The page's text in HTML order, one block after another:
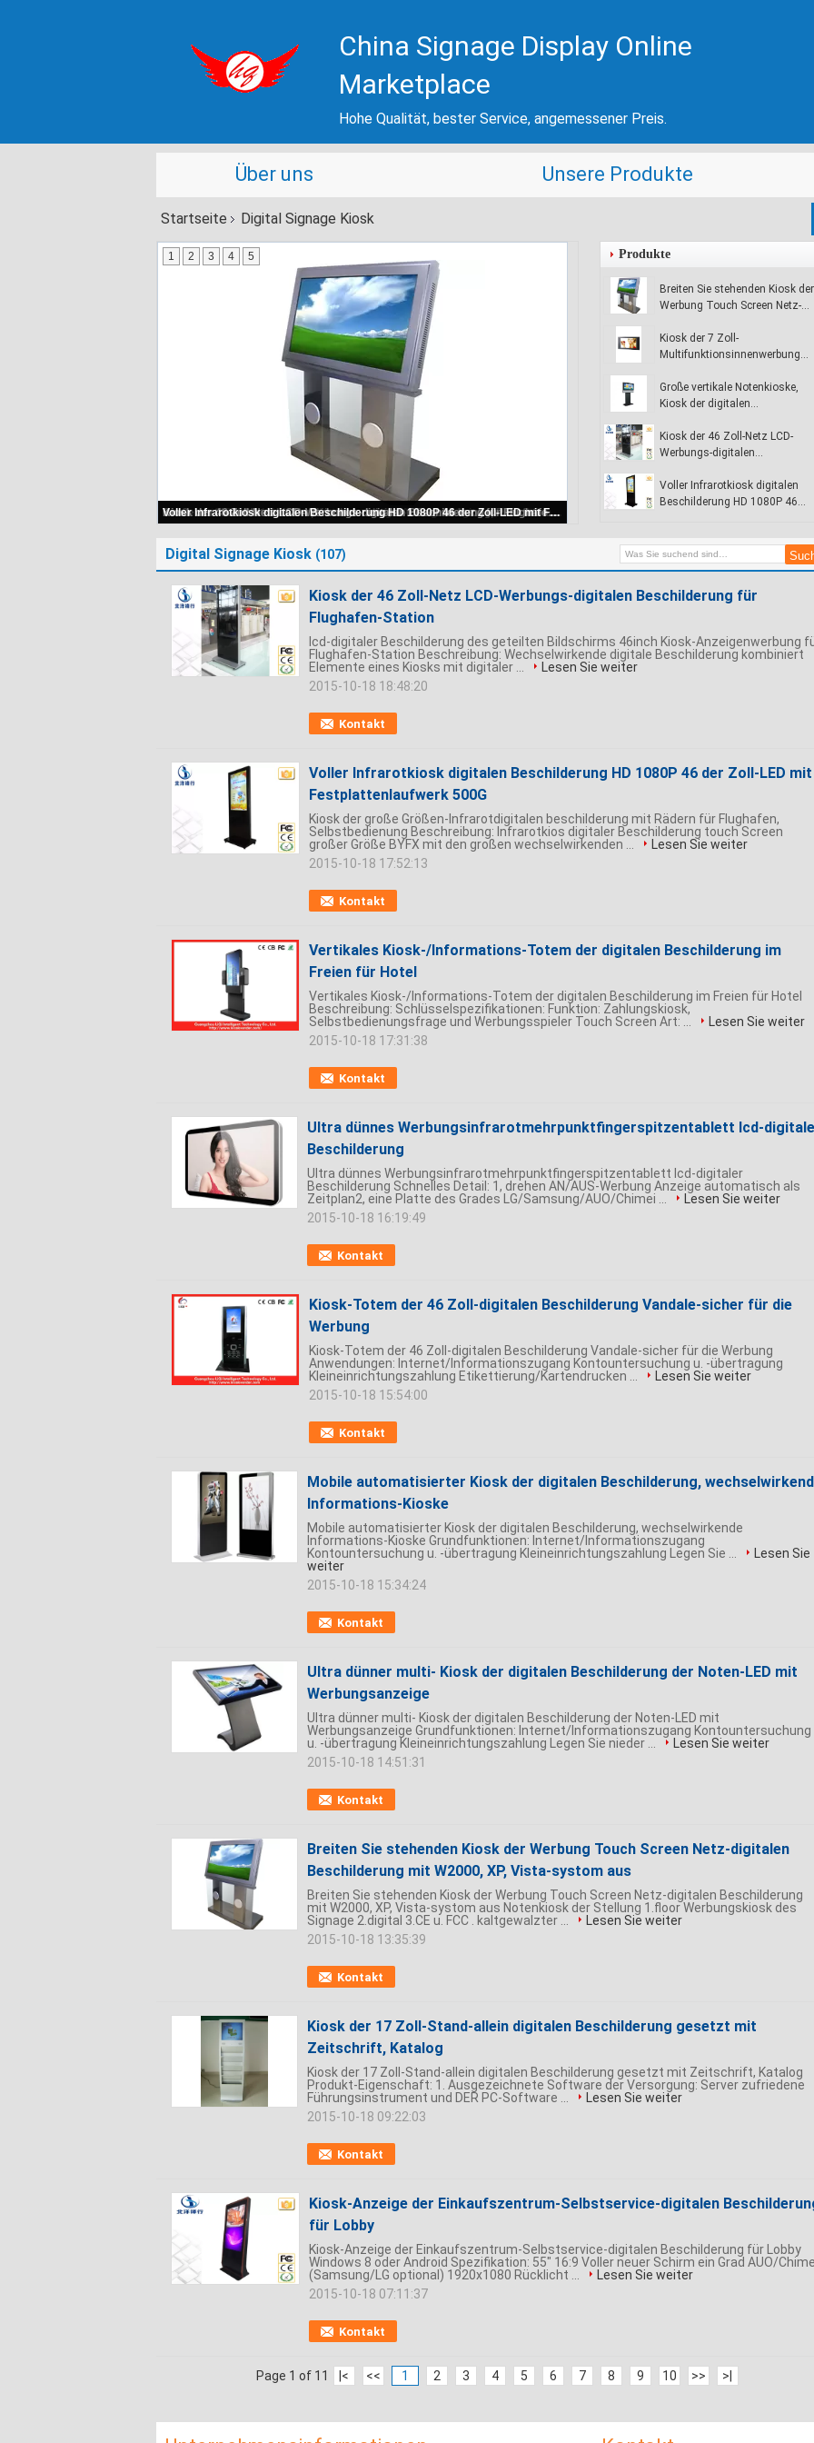
China Signage Display Online
Marketplace
Hohe Qualität, bester Service, angemessener Preis.
Über uns Unsere Produkte
Startseite Digital Signage Kiosk
Produkte
Breiten Sie stehenden Kiosk der
Werbung Touch Screen Netz-
W2000, XP, Vista-systom aus
Kiosk der 7 Zoll-
Multifunktionsinnenwerbungs-
Beschilderung/Kioske
JBW64020
Große vertikale Notenkioske,
Kiosk der digitalen
Passfotoautomatkiosk für
Kraftwerk, Krankenhäuser
Kiosk der 46 Zoll-Netz LCD-
Werbungs-digitalen
Station
Voller Infrarotkiosk digitalen
Beschilderung HD 1080P 46
Breiten Sie stehenden Kiosk der Werbung Touch Screen Netz-digitalen Beschilderung mit W2000, XP, Vista-systom aus
1 2 3 4 5
Digital Signage Kiosk (107)
Kiosk der 46 Zoll-Netz LCD-Werbungs-digitalen Beschilderung für
Flughafen-Station
Kontakt
lcd-digitaler Beschilderung des geteilten Bildschirms 46inch Kiosk-Anzeigenwerbung
Flughafen-Station Beschreibung: Wechselwirkende digitale Beschilderung kombiniert
Elemente eines Kiosks mit digitaler ...
Lesen Sie weiter
2015-10-18 18:48:20
Voller Infrarotkiosk digitalen Beschilderung HD 1080P 46 der Zoll-LED mit
Festplattenlaufwerk 500G
Kontakt
Kiosk der große Größen-Infrarotdigitalen beschilderung mit Rädern für Flughafen,
Selbstbedienung Beschreibung: Infrarotkios digitaler Beschilderung touch Screen
großer Größe BYFX mit den großen wechselwirkenden ...
Lesen Sie weiter
2015-10-18 17:52:13
Vertikales Kiosk-/Informations-Totem der digitalen Beschilderung im
Freien für Hotel
Kontakt
Vertikales Kiosk-/Informations-Totem der digitalen Beschilderung im Freien für Hotel
Beschreibung: Schlüsselspezifikationen: Funktion: Zahlungskiosk,
Selbstbedienungsfrage und Werbungsspieler Touch Screen Art: ...
Lesen Sie weiter
2015-10-18 17:31:38
Ultra dünnes Werbungsinfrarotmehrpunktfingerspitzentablett lcd-
Beschilderung
Kontakt
Ultra dünnes Werbungsinfrarotmehrpunktfingerspitzentablett lcd-digitaler
Beschilderung Schnelles Detail: 1, drehen AN/AUS-Werbung Anzeige automatisch als
Zeitplan2, eine Platte des Grades LG/Samsung/AUO/Chimei ...
Lesen Sie weiter
2015-10-18 16:19:49
Kiosk-Totem der 46 Zoll-digitalen Beschilderung Vandale-sicher für die
Werbung
Kontakt
Kiosk-Totem der 46 Zoll-digitalen Beschilderung Vandale-sicher für die Werbung
Anwendungen: Internet/Informationszugang Kontountersuchung u. -übertragung
Kleineinrichtungszahlung Etikettierung/Kartendrucken ...
Lesen Sie weiter
2015-10-18 15:54:00
Mobile automatisierter Kiosk der digitalen Beschilderung,
Informations-Kioske
Kontakt
Mobile automatisierter Kiosk der digitalen Beschilderung, wechselwirkende
Informations-Kioske Grundfunktionen: Internet/Informationszugang
Kontountersuchung u. -übertragung Kleineinrichtungszahlung Legen Sie ...
Lesen Sie
weiter
2015-10-18 15:34:24
Ultra dünner multi- Kiosk der digitalen Beschilderung der Noten-LED mit
Werbungsanzeige
Kontakt
Ultra dünner multi- Kiosk der digitalen Beschilderung der Noten-LED mit
Werbungsanzeige Grundfunktionen: Internet/Informationszugang Kontountersuchung
u. -übertragung Kleineinrichtungszahlung Legen Sie nieder ...
Lesen Sie weiter
2015-10-18 14:51:31
Breiten Sie stehenden Kiosk der Werbung Touch Screen Netz-digitalen
Beschilderung mit W2000, XP, Vista-systom aus
Kontakt
Breiten Sie stehenden Kiosk der Werbung Touch Screen Netz-digitalen Beschilderung
mit W2000, XP, Vista-systom aus Notenkiosk der Stellung 1.floor Werbungskiosk des
Signage 2.digital 3.CE u. FCC . kaltgewalzter ...
Lesen Sie weiter
2015-10-18 13:35:39
Kiosk der 17 Zoll-Stand-allein digitalen Beschilderung gesetzt mit
Zeitschrift, Katalog
Kontakt
Kiosk der 17 Zoll-Stand-allein digitalen Beschilderung gesetzt mit Zeitschrift, Katalog
Produkt-Eigenschaft: 1. Ausgezeichnete Software der Versorgung: Server zufriedene
Führungsinstrument und DER PC-Software ...
Lesen Sie weiter
2015-10-18 09:22:03
Kiosk-Anzeige der Einkaufszentrum-Selbstservice-digitalen
für Lobby
Kontakt
Kiosk-Anzeige der Einkaufszentrum-Selbstservice-digitalen Beschilderung für Lobby
Windows 8 oder Android Spezifikation: 55" 16:9 Voller neuer Schirm ein Grad AUO/
(Samsung/LG optional) 1920x1080 Rücklicht ...
Lesen Sie weiter
2015-10-18 07:11:37
Page 1 of 11 |< << 1 2 3 4 5 6 7 8 9 10 >> >|